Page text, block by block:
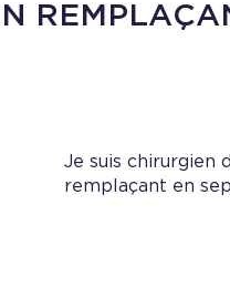
Je suis chirurgien
remplaçant en